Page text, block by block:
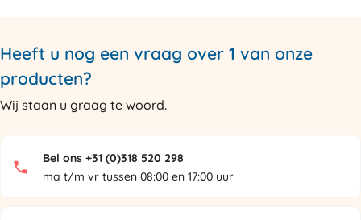
Heeft u nog een vraag over 1 van onze
producten?
Wij staan u graag te woord.
Bel ons +31 (0)318 520 298
ma t/m vr tussen 08:00 en 17:00 uur